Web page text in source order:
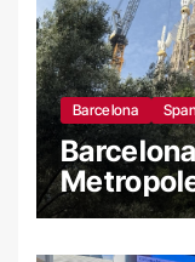
Barcelona